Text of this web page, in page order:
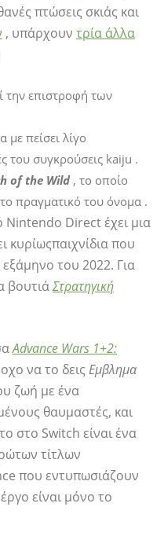
πτώσεις σκιάς και
, υπάρχουν τρία άλλα
την επιστροφή των
με πείσει λίγο
του συγκρούσεις kaiju .
of the Wild , το οποίο
πραγματικό του όνομα .
Direct έχει μια
κυρίωςπαιχνίδια που
του 2022. Για
βουτιάΣτρατηγική
Advance Wars 1+2:
να το δεις Εμβλημα
ζωή με ένα
θαυμαστές, και
στο Switch είναι ένα
τίτλων
που εντυπωσιάζουν
είναι μόνο το